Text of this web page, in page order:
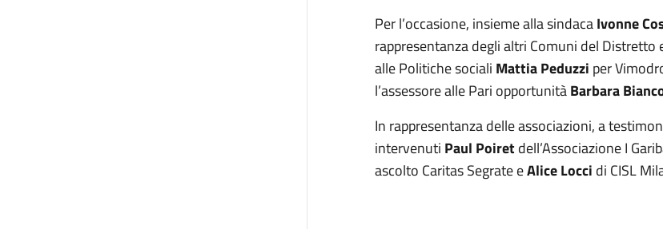
Per l’occasione, insieme alla sindacaIvonne
rappresentanza degli altri Comuni del Distretto
alle Politiche sociali Mattia Peduzzi per
l’assessore alle Pari opportunitàBarbara
In rappresentanza delle associazioni, a
intervenuti Paul Poiretdell’Associazione I
ascolto Caritas Segrate eAlice Locci di CISL